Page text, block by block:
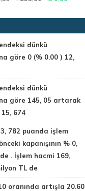
dünkü
göre 0 (% 0.00 ) 12,
dünkü
göre 145, 05 artarak
15, 674
782 puanda işlem
kapanışının % 0,
. İşlem hacmi 169,
TL de
oranında artışla 20.60